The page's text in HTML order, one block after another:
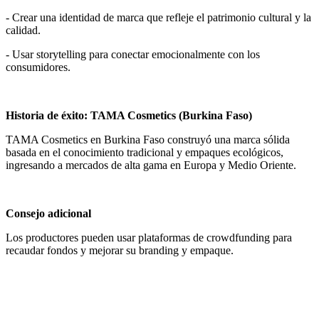
- Crear una identidad de marca que refleje el patrimonio cultural y la
calidad.
- Usar storytelling para conectar emocionalmente con los
consumidores.
Historia de éxito: TAMA Cosmetics (Burkina Faso)
TAMA Cosmetics en Burkina Faso construyó una marca sólida
basada en el conocimiento tradicional y empaques ecológicos,
ingresando a mercados de alta gama en Europa y Medio Oriente.
Consejo adicional
Los productores pueden usar plataformas de crowdfunding para
recaudar fondos y mejorar su branding y empaque.